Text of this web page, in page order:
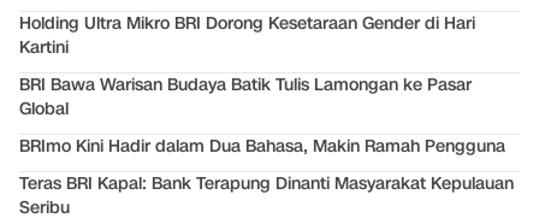
Holding Ultra Mikro BRI Dorong Kesetaraan Gender di Hari
Kartini
BRI Bawa Warisan Budaya Batik Tulis Lamongan ke Pasar
Global
BRImo Kini Hadir dalam Dua Bahasa, Makin Ramah Pengguna
Teras BRI Kapal: Bank Terapung Dinanti Masyarakat Kepulauan
Seribu